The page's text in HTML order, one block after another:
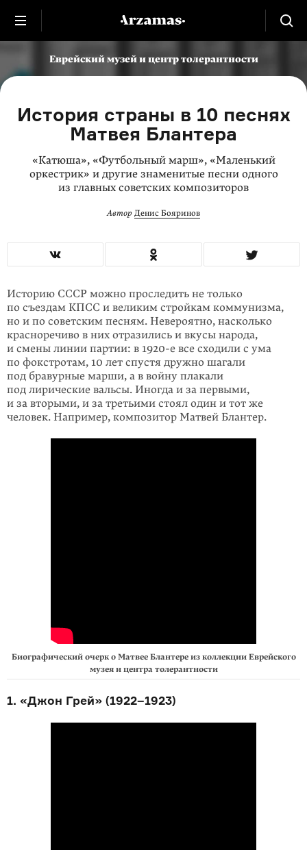
Еврейский музей и центр толерантности
История страны в 10 песнях
Матвея Блантера
«Катюша», «Футбольный марш», «Маленький
оркестрик» и другие знаменитые песни одного
из главных советских композиторов
Автор Денис Бояринов
Историю СССР можно проследить не только
по съездам КПСС и великим стройкам коммунизма,
но и по советским песням. Невероятно, насколько
красноречиво в них отразились и вкусы народа,
и смены линии партии: в 1920-е все сходили с ума
по фокс­тро­там, 10 лет спустя дружно шагали
под бравур­ные марши, а в войну плакали
под лирические вальсы. Иногда и за первы­ми,
и за вторыми, и за третьими стоял один и тот же
человек. Например, композитор Матвей Блантер.
Биографический очерк о Матвее Блантере из коллекции Еврейского
музея и центра толерантности
1. «Джон Грей» (1922–1923)